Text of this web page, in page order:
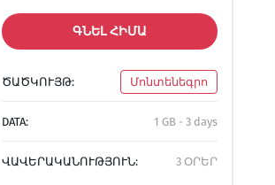
ԳՆԵԼ ՀԻՄԱ
ԾԱԾԿՈՒՅԹ: Մոնտենեգրո
DATA: 1 GB - 3 days
ՎԱՎԵՐԱԿԱՆՈՒԹՅՈՒՆ: 3 ՕՐԵՐ